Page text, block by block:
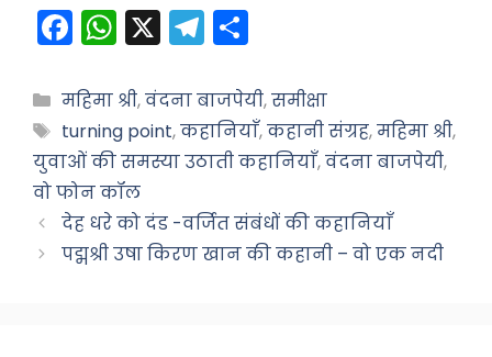
F
a
c
e
b
o
o
k
W
h
a
ts
A
p
p
X T
el
e
gr
a
m
ar
e
Categories
महिमा श्री,वंदना बाजपेयी,समीक्षा
Tags
turning point,कहानियाँ,कहानी संग्रह,महिमा श्री,
युवाओं की समस्या उठाती कहानियाँ,वंदना बाजपेयी,
वो फोन कॉल
देह धरे को दंड -वर्जित संबंधों की कहानियाँ
पद्मश्री उषा किरण खान की कहानी – वो एक नदी